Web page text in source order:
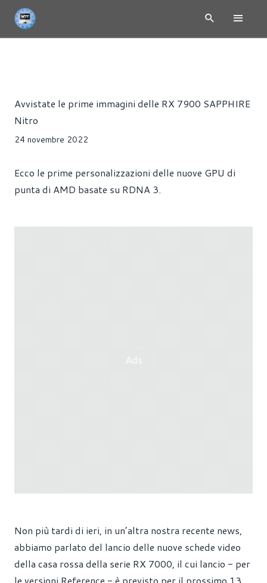
Avvistate le prime immagini delle RX 7900 SAPPHIRE
Nitro
24 novembre 2022
Ecco le prime personalizzazioni delle nuove GPU di
punta di AMD basate su RDNA 3.
Non più tardi di ieri, in un’altra nostra recente news,
abbiamo parlato del lancio delle nuove schede video
della casa rossa della serie RX 7000, il cui lancio - per